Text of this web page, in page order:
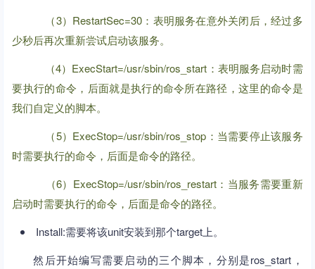
（3）RestartSec=30：表明服务在意外关闭后，经过多
少秒后再次重新尝试启动该服务。
（4）ExecStart=/usr/sbin/ros_start：表明服务启动时需
要执行的命令，后面就是执行的命令所在路径，这里的命令是
我们自定义的脚本。
（5）ExecStop=/usr/sbin/ros_stop：当需要停止该服务
时需要执行的命令，后面是命令的路径。
（6）ExecStop=/usr/sbin/ros_restart：当服务需要重新
启动时需要执行的命令，后面是命令的路径。
Install:需要将该unit安装到那个target上。
然后开始编写需要启动的三个脚本，分别是ros_start，